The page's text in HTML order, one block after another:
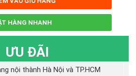
HÀNG NHANH
ƯU ĐÃI
nội thành Hà Nội và TP.HCM